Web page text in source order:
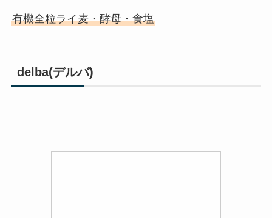
有機全粒ライ麦・酵母・食塩
delba(デルバ)